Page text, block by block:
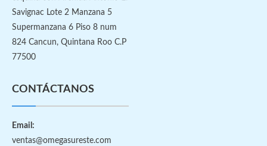
Savignac Lote 2 Manzana 5
Supermanzana 6 Piso 8 num
824 Cancun, Quintana Roo C.P
77500
CONTÁCTANOS
Email:
ventas@omegasureste.com